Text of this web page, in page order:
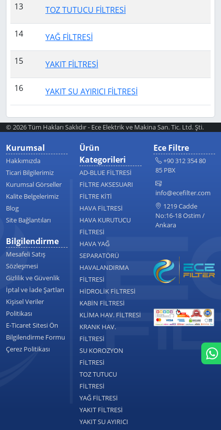
13 TOZ TUTUCU FİLTRESİ
14 YAĞ FİLTRESİ
15 YAKIT FİLTRESİ
16 YAKIT SU AYIRICI FİLTRESİ
© 2026 Tüm Hakları Saklıdır - Ece Elektrik ve Makina San. Tic. Ltd. Şti.
Kurumsal
Hakkımızda
Ticari Bilgilerimiz
Kurumsal Görseller
Kalite Belgelerimiz
Blog
Site Bağlantıları
Bilgilendirme
Mesafeli Satış
Sözleşmesi
Gizlilik ve Güvenlik
İptal ve İade Şartları
Kişisel Veriler
Politikası
E-Ticaret Sitesi Ön
Bilgilendirme Formu
Çerez Politikası
Ürün
Kategorileri
AD-BLUE FİLTRESİ
FİLTRE AKSESUARI
FİLTRE KİTİ
HAVA FİLTRESİ
HAVA KURUTUCU
FİLTRESİ
HAVA YAĞ
SEPARATÖRÜ
HAVALANDIRMA
FİLTRESİ
HİDROLİK FİLTRESİ
KABİN FİLTRESİ
KLİMA HAV. FİLTRESİ
KRANK HAV.
FİLTRESİ
SU KOROZYON
FİLTRESİ
TOZ TUTUCU
FİLTRESİ
YAĞ FİLTRESİ
YAKIT FİLTRESİ
YAKIT SU AYIRICI
Ece Filtre
+90 312 354 80
85 PBX
info@ecefilter.com
1219 Cadde
No:16-18 Ostim /
Ankara